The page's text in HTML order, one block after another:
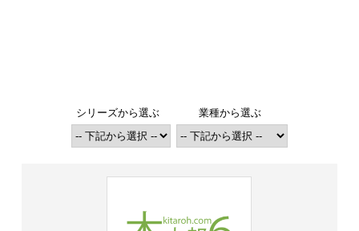
シリーズから選ぶ 業種から選ぶ